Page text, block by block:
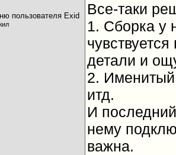
Все-таки
1. Сборка у
детали и
2.
итд.
И
нему
важна.